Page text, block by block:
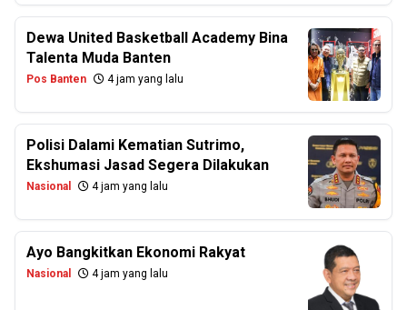
Dewa United Basketball Academy Bina
Talenta Muda Banten
Pos Banten 4 jam yang lalu
Polisi Dalami Kematian Sutrimo,
Ekshumasi Jasad Segera Dilakukan
Nasional 4 jam yang lalu
Ayo Bangkitkan Ekonomi Rakyat
Nasional 4 jam yang lalu